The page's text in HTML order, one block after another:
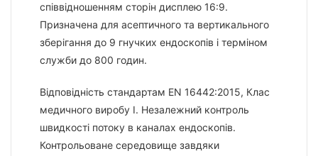
співвідношенням сторін дисплею 16:9.
Призначена для асептичного та вертикального
зберігання до 9 гнучких ендоскопів і терміном
служби до 800 годин.
Відповідність стандартам EN 16442:2015, Клас
медичного виробу I. Незалежний контроль
швидкості потоку в каналах ендоскопів.
Контрольоване середовище завдяки